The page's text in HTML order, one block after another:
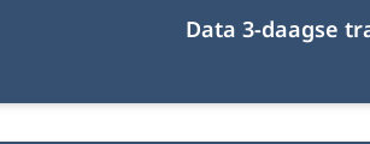
Data 3-daagse